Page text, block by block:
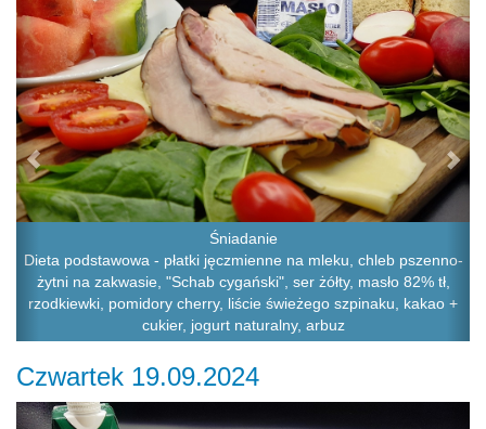
Śniadanie
Dieta podstawowa - płatki jęczmienne na mleku, chleb pszenno-
żytni na zakwasie, "Schab cygański", ser żółty, masło 82% tł,
rzodkiewki, pomidory cherry, liście świeżego szpinaku, kakao +
cukier, jogurt naturalny, arbuz
Czwartek 19.09.2024
Previous